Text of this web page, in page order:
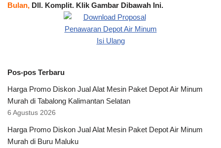
Bulan, Dll. Komplit. Klik Gambar Dibawah Ini.
Pos-pos Terbaru
Harga Promo Diskon Jual Alat Mesin Paket Depot Air Minum
Murah di Tabalong Kalimantan Selatan
6 Agustus 2026
Harga Promo Diskon Jual Alat Mesin Paket Depot Air Minum
Murah di Buru Maluku